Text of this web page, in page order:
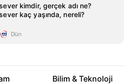
kimdir, gerçek adı ne?
kaç yaşında, nereli?
Dün
Bilim & Teknoloji